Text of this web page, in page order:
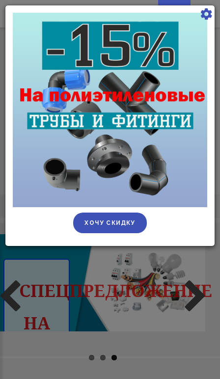
+7(495) 646 61 32 info@sgt-electro.ru
СТРОЙГИДРОТЕХНОЛОГИЯ
0
Кабели
силовые
КАБЕЛИ И ИНСТРУМЕНТЫ, ВЫГОДНЫЕ ЦЕНЫ, КУПИТЬ ОПТОМ ИЛИ В РОЗНИЦУ - ИНТЕРНЕТ МАГАЗИН SGT ELECTRO